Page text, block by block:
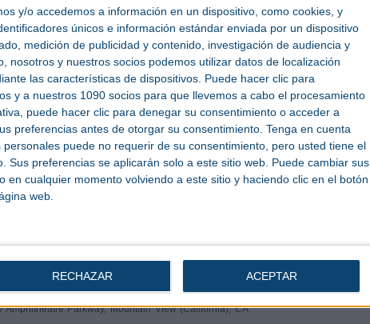
y/o accedemos a información en un dispositivo, como cookies, y
únicos e información estándar enviada por un dispositivo
medición de publicidad y contenido, investigación de audiencia y
nosotros y nuestros socios podemos utilizar datos de localización
las características de dispositivos. Puede hacer clic para
y a nuestros 1090 socios para que llevemos a cabo el procesamiento
puede hacer clic para denegar su consentimiento o acceder a
preferencias antes de otorgar su consentimiento. Tenga en cuenta
puede no requerir de su consentimiento, pero usted tiene el
Sus preferencias se aplicarán solo a este sitio web. Puede cambiar sus
en cualquier momento volviendo a este sitio y haciendo clic en el botón
web.
RECHAZAR ACEPTAR
del Sitio Web en redes sociales. Las cookies
Parkway, Mountain View (California), CA
con el fin de conocer el origen de las visitas y otros
para mostrarle publicidad relacionada con su perfil de
los usuarios ni de la dirección postal desde donde se
necesidades y valorar las mejoras a introducir.
servicio de analytics Quantcast recopila información
WC2H 8AL.)
El servicio de analytics recopila información sobre su
Parkway, Mountain View (California), CA